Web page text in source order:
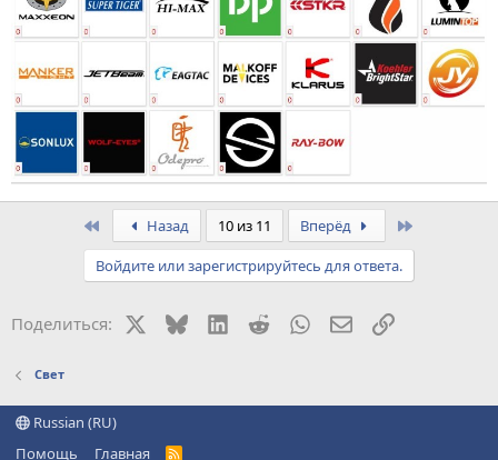
Назад 10 из 11 Вперёд
Войдите или зарегистрируйтесь для ответа.
Поделиться: BlueskyLinkedIn
RedditWhatsAppЭлектронная
Ссылка
Свет
Russian (RU)
Помощь
Главная R